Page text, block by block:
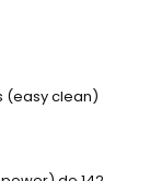
(easy clean)